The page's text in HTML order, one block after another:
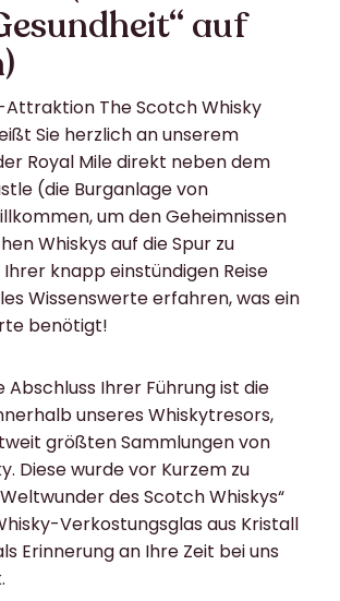
auf
The Scotch Whisky
Sie herzlich an unserem
Royal Mile direkt neben dem
(die Burganlage von
um den Geheimnissen
Whiskys auf die Spur zu
knapp einstündigen Reise
Wissenswerte erfahren, was ein
benötigt!
Abschluss Ihrer Führung ist die
unseres Whiskytresors,
größten Sammlungen von
Diese wurde vor Kurzem zu
des Scotch Whiskys“
Verkostungsglas aus Kristall
Erinnerung an Ihre Zeit bei uns